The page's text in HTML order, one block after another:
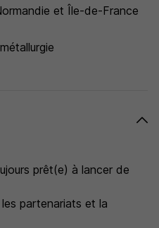
et Île-de-France
prêt(e) à lancer de
partenariats et la